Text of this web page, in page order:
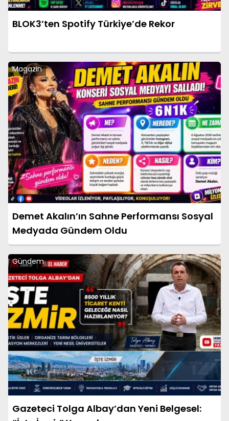
BLOK3’ten Spotify Türkiye’de Rekor
Magazin
Demet Akalın’ın Sahne Performansı Sosyal
Medyada Gündem Oldu
Gündem
Gazeteci Tolga Albay’dan Yeni Belgesel: